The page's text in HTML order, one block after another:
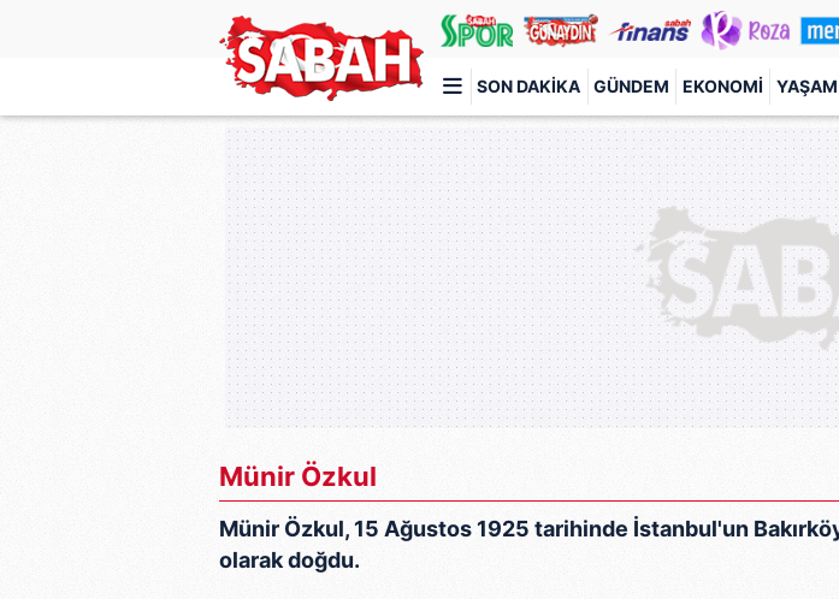
SON DAKIKA GÜNDEM EKONOMI YAŞAM
Türkiye'nin en iyi haber sitesi
Münir Özkul
Münir Özkul, 15 Ağustos 1925 tarihinde İstanbul'un
olarak doğdu.